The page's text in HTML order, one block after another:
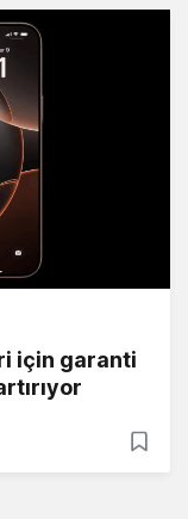
için garanti